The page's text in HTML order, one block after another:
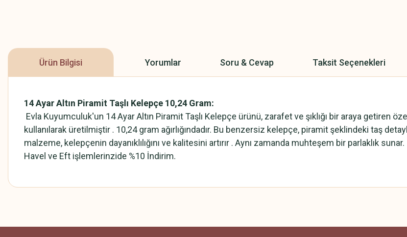
Ürün Bilgisi Yorumlar Soru & Cevap Taksit Seçenekleri
14 Ayar Altın Piramit Taşlı Kelepçe 10,24 Gram:
Evla Kuyumculuk'un 14 Ayar Altın Piramit Taşlı Kelepçe ürünü, zarafet ve şıklığı bir araya getiren
kullanılarak üretilmiştir . 10,24 gram ağırlığındadır. Bu benzersiz kelepçe, piramit şeklindeki taş
malzeme, kelepçenin dayanıklılığını ve kalitesini artırır . Aynı zamanda muhteşem bir parlaklık sunar.
Havel ve Eft işlemlerinzide %10 İndirim.
Bu ürüne ilk yorumu siz yapın!
Ürün hakkında henüz soru sorulmamış.